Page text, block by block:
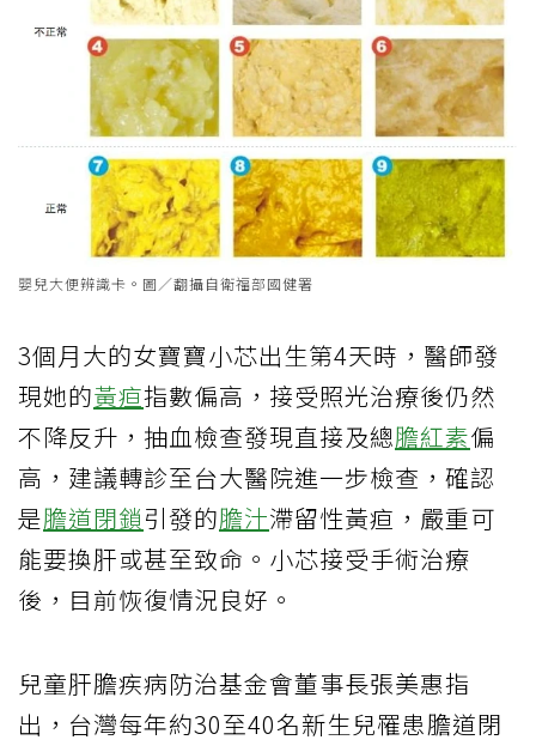
嬰兒大便辨識卡。圖／翻攝自衛福部國健署
3個月大的女寶寶小芯出生第4天時，醫師發
現她的黃疸指數偏高，接受照光治療後仍然
不降反升，抽血檢查發現直接及總膽紅素偏
高，建議轉診至台大醫院進一步檢查，確認
是膽道閉鎖引發的膽汁滯留性黃疸，嚴重可
能要換肝或甚至致命。小芯接受手術治療
後，目前恢復情況良好。
兒童肝膽疾病防治基金會董事長張美惠指
出，台灣每年約30至40名新生兒罹患膽道閉